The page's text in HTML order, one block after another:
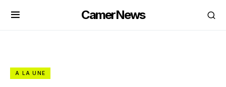
CamerNews
A LA UNE